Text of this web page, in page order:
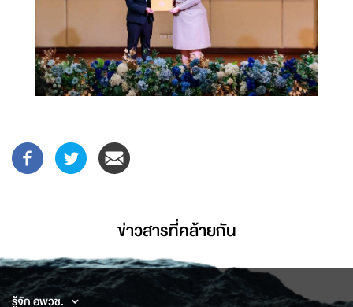
ข่าวสารที่่คล้ายกัน
รู้จัก อพวช.